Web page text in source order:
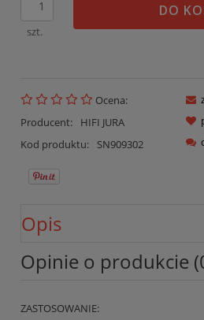
szt.
DO
Ocena:
Producent:
HIFI JURA
Kod produktu:
SN909302
Opis
Opinie o produkcie
ZASTOSOWANIE: